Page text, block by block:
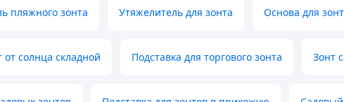
пляжного зонта Утяжелитель для зонта Основа для
от солнца складной Подставка для торгового зонта Зонт